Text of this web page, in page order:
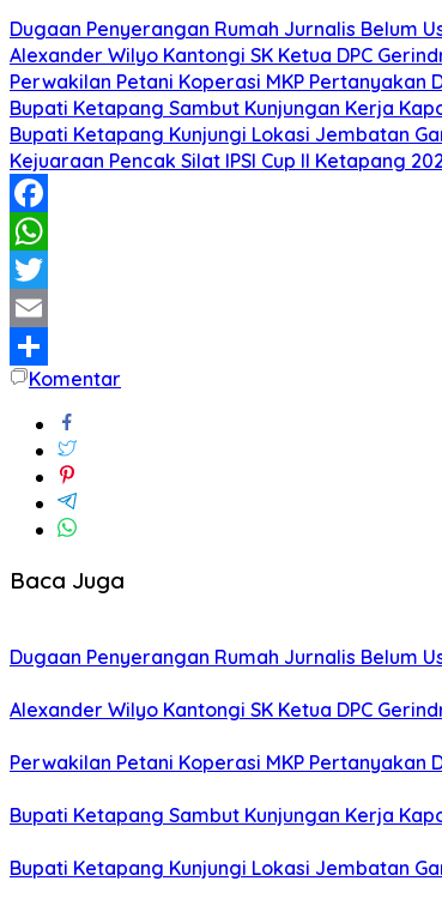
Dugaan Penyerangan Rumah Jurnalis Belum
Alexander Wilyo Kantongi SK Ketua DPC
Perwakilan Petani Koperasi MKP Pertanyakan
Bupati Ketapang Sambut Kunjungan Kerja
Bupati Ketapang Kunjungi Lokasi Jembatan
Kejuaraan Pencak Silat IPSI Cup II Ketapang
Facebook
WhatsApp
Twitter
Email
Share
Komentar
Baca Juga
Dugaan Penyerangan Rumah Jurnalis Belum
Alexander Wilyo Kantongi SK Ketua DPC
Perwakilan Petani Koperasi MKP Pertanyakan
Bupati Ketapang Sambut Kunjungan Kerja
Bupati Ketapang Kunjungi Lokasi Jembatan